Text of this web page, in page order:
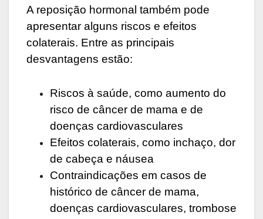
A reposição hormonal também pode
apresentar alguns riscos e efeitos
colaterais. Entre as principais
desvantagens estão:
Riscos à saúde, como aumento do
risco de câncer de mama e de
doenças cardiovasculares
Efeitos colaterais, como inchaço, dor
de cabeça e náusea
Contraindicações em casos de
histórico de câncer de mama,
doenças cardiovasculares, trombose